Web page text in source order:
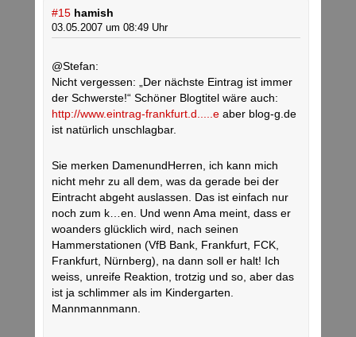
#15 hamish
03.05.2007 um 08:49 Uhr
@Stefan:
Nicht vergessen: „Der nächste Eintrag ist immer
der Schwerste!“ Schöner Blogtitel wäre auch:
http://www.eintrag-frankfurt.d.....e aber blog-g.de
ist natürlich unschlagbar.
Sie merken DamenundHerren, ich kann mich
nicht mehr zu all dem, was da gerade bei der
Eintracht abgeht auslassen. Das ist einfach nur
noch zum k…en. Und wenn Ama meint, dass er
woanders glücklich wird, nach seinen
Hammerstationen (VfB Bank, Frankfurt, FCK,
Frankfurt, Nürnberg), na dann soll er halt! Ich
weiss, unreife Reaktion, trotzig und so, aber das
ist ja schlimmer als im Kindergarten.
Mannmannmann.